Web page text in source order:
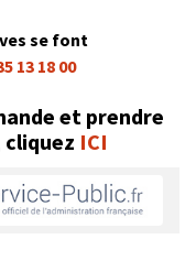
se font
13 18 00
et prendre
cliquez ICI